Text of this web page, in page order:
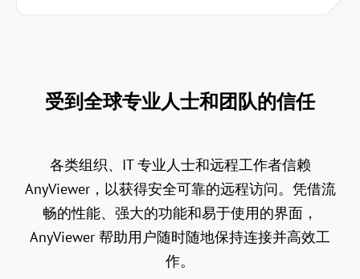
受到全球专业人士和团队的信任
各类组织、IT 专业人士和远程工作者信赖
AnyViewer，以获得安全可靠的远程访问。凭借流
畅的性能、强大的功能和易于使用的界面，
AnyViewer 帮助用户随时随地保持连接并高效工
作。